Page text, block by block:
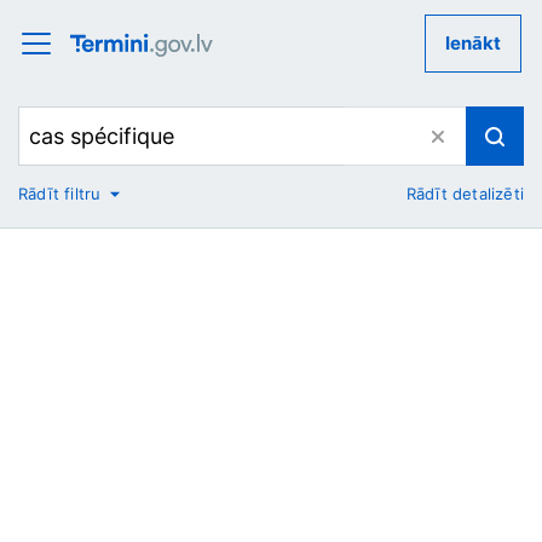
Ienākt
No
Rādīt filtru Rādīt detalizēti